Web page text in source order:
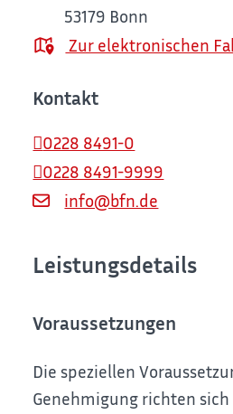
53179 Bonn
Zur elektronischen
Kontakt
0228 8491-0
0228 8491-9999
info@bfn.de
Leistungsdetails
Voraussetzungen
Die speziellen
Genehmigung richten sich